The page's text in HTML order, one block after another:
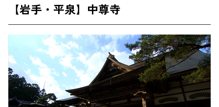
【岩手・平泉】中尊寺